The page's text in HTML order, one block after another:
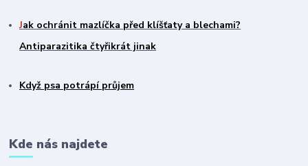
Jak ochránit mazlíčka před klíšťaty a blechami?
Antiparazitika čtyřikrát jinak
Když psa potrápí průjem
Kde nás najdete